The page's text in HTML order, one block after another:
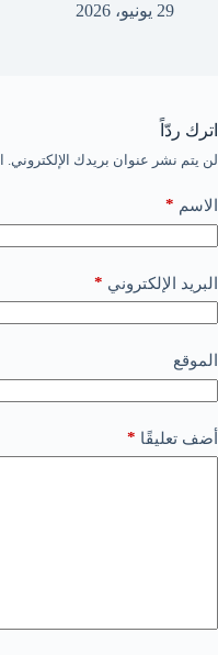
29 يونيو، 2026
اترك ردّاً
لن يتم نشر عنوان بريدك الإلكتروني.
الاسم *
البريد الإلكتروني *
الموقع
أضف تعليقًا *